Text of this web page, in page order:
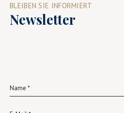
BLEIBEN SIE INFORMIERT
Newsletter